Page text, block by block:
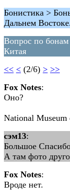
Бонистика >
Дальнем
Вопрос по бонам
Китая
<< < (2/6) > >>
Fox Notes:
Оно?
National
сэм13:
Большое
А там фото
Fox Notes:
Вроде нет.